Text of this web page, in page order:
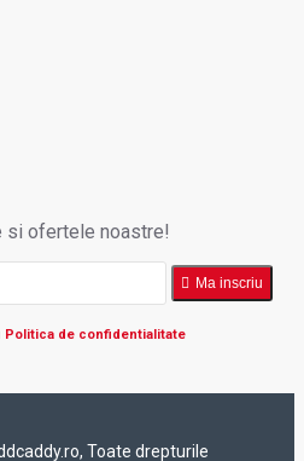
si ofertele noastre!
Ma inscriu
Politica de confidentialitate
Toate drepturile